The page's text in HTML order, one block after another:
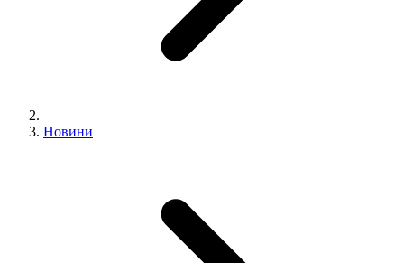
Новини